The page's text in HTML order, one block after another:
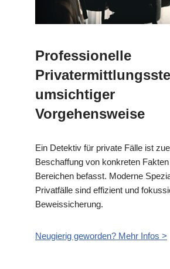
Professionelle
umsichtiger
Vorgehensweise
Ein Detektiv für private Fälle ist
Beschaffung von konkreten
Bereichen befasst. Moderne
Privatfälle sind effizient und
Beweissicherung.
Neugierig geworden? Mehr Infos >